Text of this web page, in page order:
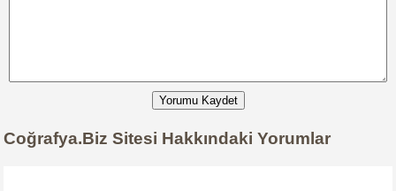
Yorumu Kaydet
Coğrafya.Biz Sitesi Hakkındaki Yorumlar